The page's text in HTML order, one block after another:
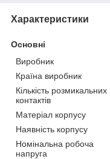
Характеристики
Основні
Виробник
Країна виробник
Кількість розмикальних
контактів
Матеріал корпусу
Наявність корпусу
Номінальна робоча
напруга